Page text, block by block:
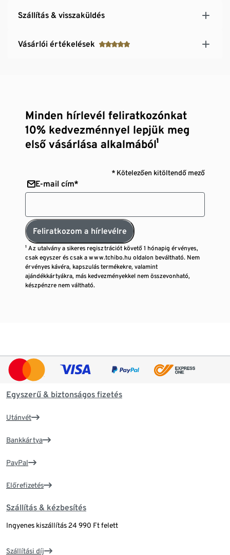
Szállítás & visszaküldés
Vásárlói értékelések
Minden hírlevél feliratkozónkat
10% kedvezménnyel lepjük meg
első vásárlása alkalmából¹
* Kötelezően kitöltendő mező
E-mail cím*
Feliratkozom a hírlevélre
¹ Az utalvány a sikeres regisztrációt követő 1 hónapig érvényes,
csak egyszer és csak a www.tchibo.hu oldalon beváltható. Nem
érvényes kávéra, kapszulás termékekre, valamint
ajándékkártyákra, más kedvezményekkel nem összevonható,
készpénzre nem váltható.
Egyszerű & biztonságos fizetés
Utánvét
Bankkártya
PayPal
Előrefizetés
Szállítás & kézbesítés
Ingyenes kiszállítás 24 990 Ft felett
Szállítási díj